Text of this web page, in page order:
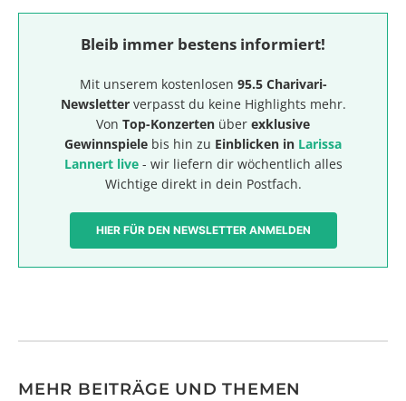
Bleib immer bestens informiert!
Mit unserem kostenlosen 95.5 Charivari-
Newsletterverpasst du keine Highlights mehr.
Von Top-Konzerten über exklusive
Gewinnspiele bis hin zu Einblicken in Larissa
Lannert live- wir liefern dir wöchentlich alles
Wichtige direkt in dein Postfach.
HIER FÜR DEN NEWSLETTER ANMELDEN
MEHR BEITRÄGE UND THEMEN